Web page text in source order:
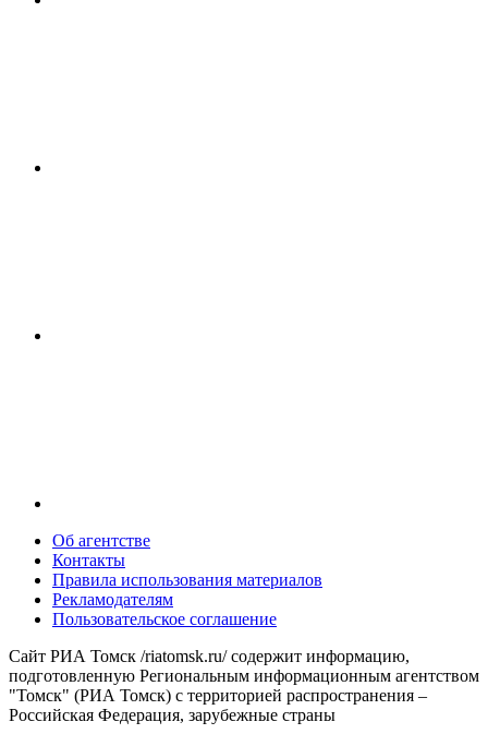
Об агентстве
Контакты
Правила использования материалов
Рекламодателям
Пользовательское соглашение
Сайт РИА Томск /riatomsk.ru/ содержит информацию,
подготовленную Региональным информационным агентством
"Томск" (РИА Томск) с территорией распространения –
Российская Федерация, зарубежные страны